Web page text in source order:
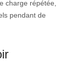
charge répétée,
pendant de